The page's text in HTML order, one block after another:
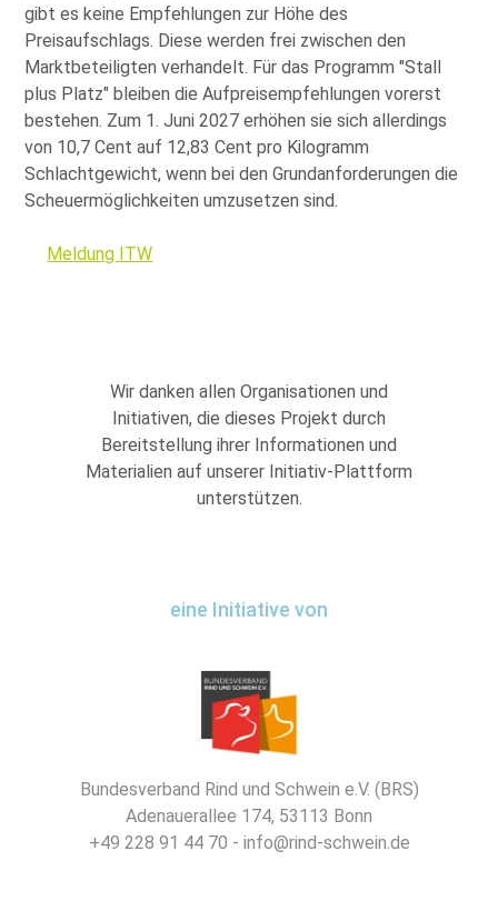
gibt es keine Empfehlungen zur Höhe des
Preisaufschlags. Diese werden frei zwischen den
Marktbeteiligten verhandelt. Für das Programm Stall
plus Platz bleiben die Aufpreisempfehlungen vorerst
bestehen. Zum 1. Juni 2027 erhöhen sie sich allerdings
von 10,7 Cent auf 12,83 Cent pro Kilogramm
Schlachtgewicht, wenn bei den Grundanforderungen die
Scheuermöglichkeiten umzusetzen sind.
Meldung ITW
Wir danken allen Organisationen und
Initiativen, die dieses Projekt durch
Bereitstellung ihrer Informationen und
Materialien auf unserer Initiativ-Plattform
unterstützen.
eine Initiative von
Bundesverband Rind und Schwein e.V. (BRS)
Adenauerallee 174, 53113 Bonn
+49 228 91 44 70 - info@rind-schwein.de